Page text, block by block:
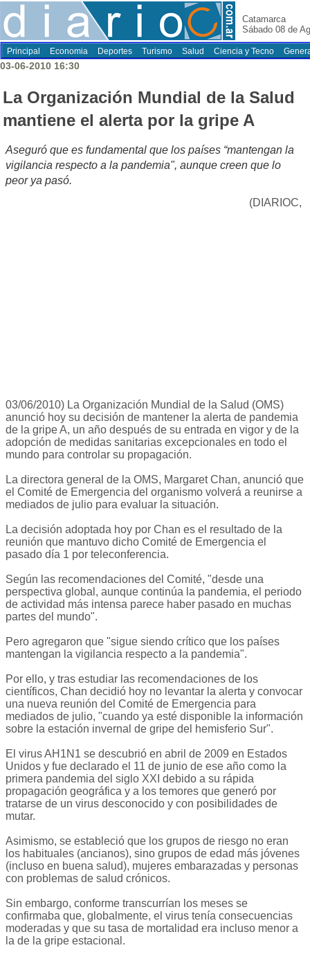
Catamarca
Sábado 08 de
Principal Economia Deportes Turismo Salud Ciencia y Tecno
03-06-2010 16:30
La Organización Mundial de la Salud
mantiene el alerta por la gripe A
Aseguró que es fundamental que los países “mantengan la
vigilancia respecto a la pandemia", aunque creen que lo
peor ya pasó.
(DIARIOC,
03/06/2010) La Organización Mundial de la Salud (OMS)
anunció hoy su decisión de mantener la alerta de pandemia
de la gripe A, un año después de su entrada en vigor y de la
adopción de medidas sanitarias excepcionales en todo el
mundo para controlar su propagación.
La directora general de la OMS, Margaret Chan, anunció que
el Comité de Emergencia del organismo volverá a reunirse a
mediados de julio para evaluar la situación.
La decisión adoptada hoy por Chan es el resultado de la
reunión que mantuvo dicho Comité de Emergencia el
pasado día 1 por teleconferencia.
Según las recomendaciones del Comité, "desde una
perspectiva global, aunque continúa la pandemia, el periodo
de actividad más intensa parece haber pasado en muchas
partes del mundo".
Pero agregaron que "sigue siendo crítico que los países
mantengan la vigilancia respecto a la pandemia".
Por ello, y tras estudiar las recomendaciones de los
científicos, Chan decidió hoy no levantar la alerta y convocar
una nueva reunión del Comité de Emergencia para
mediados de julio, "cuando ya esté disponible la información
sobre la estación invernal de gripe del hemisferio Sur".
El virus AH1N1 se descubrió en abril de 2009 en Estados
Unidos y fue declarado el 11 de junio de ese año como la
primera pandemia del siglo XXI debido a su rápida
propagación geográfica y a los temores que generó por
tratarse de un virus desconocido y con posibilidades de
mutar.
Asimismo, se estableció que los grupos de riesgo no eran
los habituales (ancianos), sino grupos de edad más jóvenes
(incluso en buena salud), mujeres embarazadas y personas
con problemas de salud crónicos.
Sin embargo, conforme transcurrían los meses se
confirmaba que, globalmente, el virus tenía consecuencias
moderadas y que su tasa de mortalidad era incluso menor a
la de la gripe estacional.